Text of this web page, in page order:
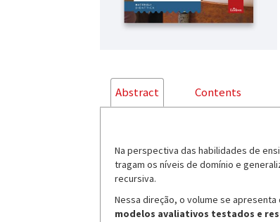
Abstract Contents
Na perspectiva das habilidades de
tragam os níveis de domínio e
recursiva.
Nessa direção, o volume se apresenta
modelos avaliativos testados e